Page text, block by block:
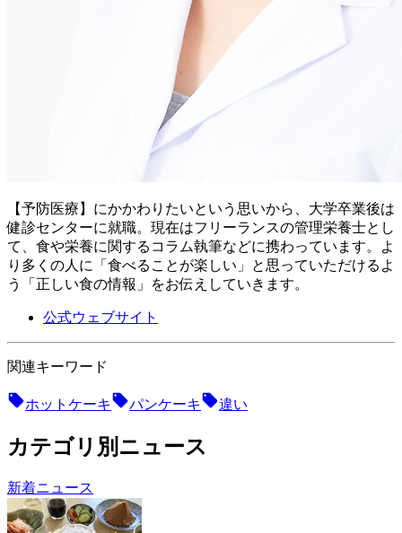
【予防医療】にかかわりたいという思いから、大学卒業後は
健診センターに就職。現在はフリーランスの管理栄養士とし
て、食や栄養に関するコラム執筆などに携わっています。よ
り多くの人に「食べることが楽しい」と思っていただけるよ
う「正しい食の情報」をお伝えしていきます。
公式ウェブサイト
関連キーワード
ホットケーキ パンケーキ 違い
カテゴリ別ニュース
新着ニュース